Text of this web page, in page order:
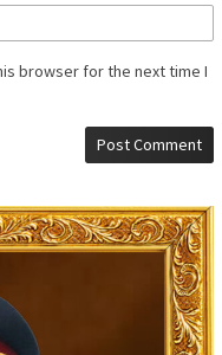
browser for the next time I